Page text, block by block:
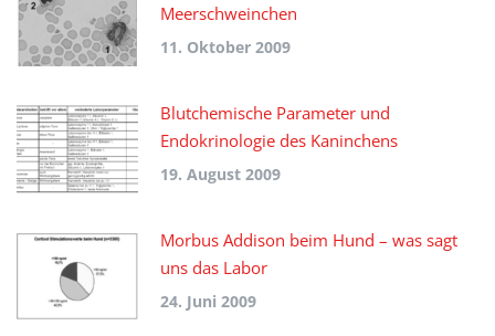
Meerschweinchen
11. Oktober 2009
Blutchemische Parameter und
Endokrinologie des Kaninchens
19. August 2009
Morbus Addison beim Hund – was sagt
uns das Labor
24. Juni 2009